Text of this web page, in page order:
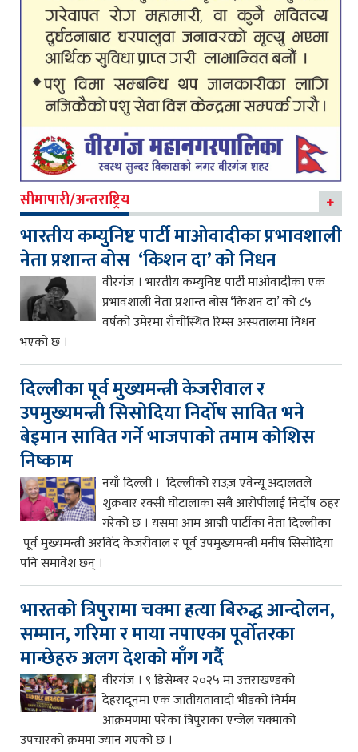
सीमापारी/अन्तराष्ट्रिय
भारतीय कम्युनिष्ट पार्टी माओवादीका प्रभावशाली
नेता प्रशान्त बोस ‘किशन दा’ को निधन
वीरगंज । भारतीय कम्युनिष्ट पार्टी माओवादीका एक
प्रभावशाली नेता प्रशान्त बोस ‘किशन दा’ को ८५
वर्षको उमेरमा राँचीस्थित रिम्स अस्पतालमा निधन
भएको छ ।
दिल्लीका पूर्व मुख्यमन्त्री केजरीवाल र
उपमुख्यमन्त्री सिसोदिया निर्दोष सावित भने
बेइमान सावित गर्ने भाजपाको तमाम कोशिस
निष्काम
नयाँ दिल्ली । दिल्लीको राउज़ एवेन्यू अदालतले
शुक्रबार रक्सी घोटालाका सबै आरोपीलाई निर्दोष ठहर
गरेको छ । यसमा आम आद्मी पार्टीका नेता दिल्लीका
पूर्व मुख्यमन्त्री अरविंद केजरीवाल र पूर्व उपमुख्यमन्त्री मनीष सिसोदिया
पनि समावेश छन् ।
भारतको त्रिपुरामा चक्मा हत्या बिरुद्ध आन्दोलन,
सम्मान, गरिमा र माया नपाएका पूर्वोतरका
मान्छेहरु अलग देशको माँग गर्दै
वीरगंज । ९ डिसेम्बर २०२५ मा उत्तराखण्डको
देहरादूनमा एक जातीयतावादी भीडको निर्मम
आक्रमणमा परेका त्रिपुराका एन्जेल चक्माको
उपचारको क्रममा ज्यान गएको छ ।